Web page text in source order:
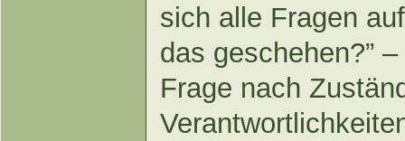
sich alle Fragen
das geschehen?”
Frage nach